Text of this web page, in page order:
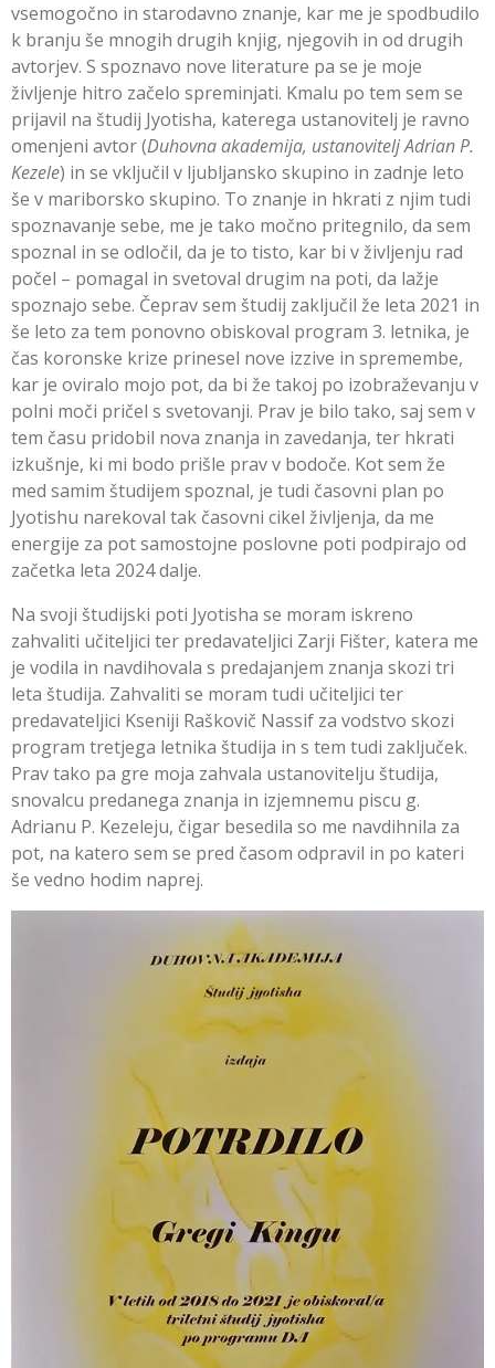
vsemogočno in starodavno znanje, kar me je spodbudilo
k branju še mnogih drugih knjig, njegovih in od drugih
avtorjev. S spoznavo nove literature pa se je moje
življenje hitro začelo spreminjati. Kmalu po tem sem se
prijavil na študij Jyotisha, katerega ustanovitelj je ravno
omenjeni avtor (Duhovna akademija, ustanovitelj Adrian P.
Kezele) in se vključil v ljubljansko skupino in zadnje leto
še v mariborsko skupino. To znanje in hkrati z njim tudi
spoznavanje sebe, me je tako močno pritegnilo, da sem
spoznal in se odločil, da je to tisto, kar bi v življenju rad
počel – pomagal in svetoval drugim na poti, da lažje
spoznajo sebe. Čeprav sem študij zaključil že leta 2021 in
še leto za tem ponovno obiskoval program 3. letnika, je
čas koronske krize prinesel nove izzive in spremembe,
kar je oviralo mojo pot, da bi že takoj po izobraževanju v
polni moči pričel s svetovanji. Prav je bilo tako, saj sem v
tem času pridobil nova znanja in zavedanja, ter hkrati
izkušnje, ki mi bodo prišle prav v bodoče. Kot sem že
med samim študijem spoznal, je tudi časovni plan po
Jyotishu narekoval tak časovni cikel življenja, da me
energije za pot samostojne poslovne poti podpirajo od
začetka leta 2024 dalje.
Na svoji študijski poti Jyotisha se moram iskreno
zahvaliti učiteljici ter predavateljici Zarji Fišter, katera me
je vodila in navdihovala s predajanjem znanja skozi tri
leta študija. Zahvaliti se moram tudi učiteljici ter
predavateljici Kseniji Raškovič Nassif za vodstvo skozi
program tretjega letnika študija in s tem tudi zaključek.
Prav tako pa gre moja zahvala ustanovitelju študija,
snovalcu predanega znanja in izjemnemu piscu g.
Adrianu P. Kezeleju, čigar besedila so me navdihnila za
pot, na katero sem se pred časom odpravil in po kateri
še vedno hodim naprej.